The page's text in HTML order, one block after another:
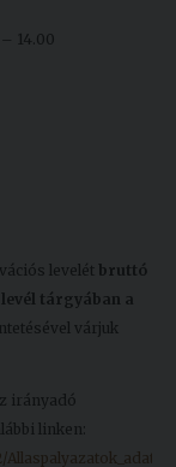
14.00
levelét bruttó
levél tárgyában a
várjuk
irányadó
linken: